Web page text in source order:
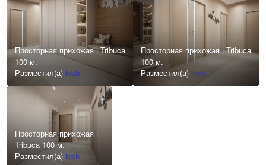
Просторная прихожая | Tribuca
100 м.
Разместил(а) lesh
Просторная прихожая | Tribuca
100 м.
Разместил(а) lesh
Просторная прихожая |
Tribuca 100 м.
Разместил(а) lesh